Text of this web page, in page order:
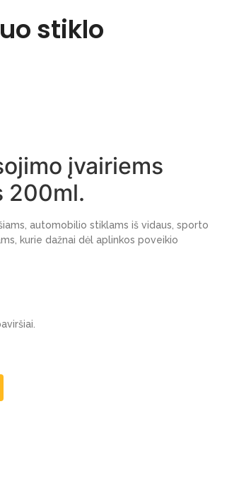
stiklo
įvairiems
200ml.
automobilio stiklams iš vidaus, sporto
kurie dažnai dėl aplinkos poveikio